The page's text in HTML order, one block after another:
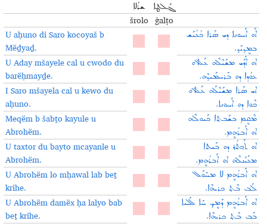
ܫܪܳܠܐ ܓ݂ܰܠܛܐ
šrolo ġalṭo
U aḥuno di Saro kocoyaš b
Mëḏyaḏ.
ܐܰܘ ܐܰܚܘܢܐ ܕܝ ܣܰܪܐ ܟܳܥܳܝܰܫ
ܒܡܷܕ݂ܝܰܕ݂.
U Aday mšayele cal u cwodo du
barёḥmayḏe.
ܐܘ ܐܰܕܰܝ ܡܫܰܝܶܠܶܗ ܥܰܠ ܐܘ
ܥܘܳܕܐ ܕܘ ܒܰܪܚܡܰܝܕ݂ܶܗ.
I Saro mšayela cal u kewo du
aḥuno.
ܐܝ ܣܰܪܐ ܡܫܰܝܶܠܰܗ ܥܰܠ ܐܘ
ܟܶܘܐ ܕܘ ܐܰܚܘܢܐ.
Meqëm b šabṯo kayule u
Abrohëm.
ܡܶܩܷܡ ܒܫܰܒܬ݂ܐ ܟܰܝܘܠܶܗ
ܐܘ ܐܰܒܪܳܗܷܡ.
U taxtor du bayto mcayanle u
Abrohëm.
ܐܘ ܬܰܟ݂ܬܳܪ ܕܘ ܒܰܝܬܐ
ܡܥܰܝܰܢܠܶܗ ܐܘ ܐܰܒܪܳܗܷܡ.
U Abrohëm lo mḥawal lab beṯ
krihe.
ܐܘ ܐܰܒܪܳܗܷܡ ܠܐ ܡܚܰܘܰܠ
ܠܰܒ ܒܶܬ݂ ܟܪܝܗܶܐ.
U Abrohëm damëx ḥa lalyo bab
beṯ krihe.
ܐܘ ܐܰܒܪܳܗܷܡ ܕܰܡܷܟ݂ ܚܰܐ ܠܰܠܝܐ
ܒܰܒ ܒܶܬ݂ ܟܪܝܗܶܐ.